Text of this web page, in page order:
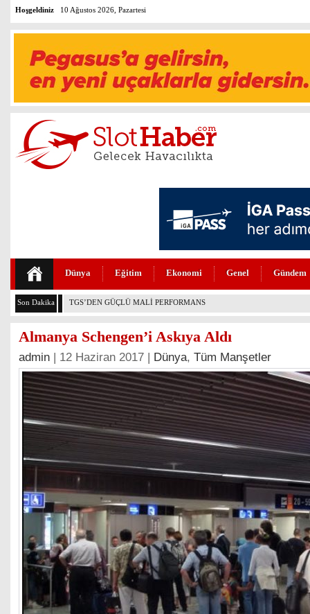
Hoşgeldiniz 10 Ağustos 2026, Pazartesi
Dünya Eğitim Ekonomi Genel Gündem
Son Dakika THY VE PEGASUS DÜNYANIN EN DEĞERLİLERİ ARASINDA
Almanya Schengen’i Askıya Aldı
admin | 12 Haziran 2017 | Dünya, Tüm Manşetler